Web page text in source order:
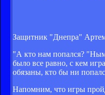
Защитник "Днепра"
"А кто нам попался?
было все равно, с кем
обязаны, кто бы ни
Напомним, что игры